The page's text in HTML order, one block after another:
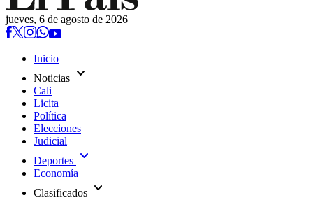
jueves, 6 de agosto de 2026
Inicio
Noticias expand_more
Cali
Licita
Política
Elecciones
Judicial
Deportes expand_more
Economía
Clasificados expand_more